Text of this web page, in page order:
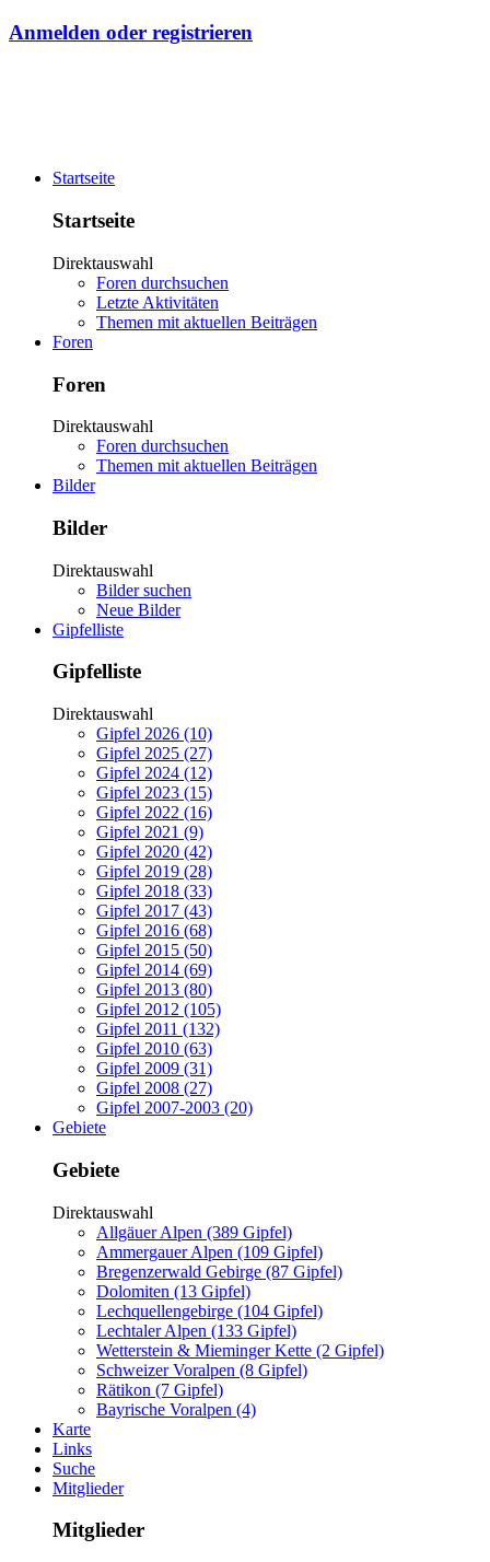
Anmelden oder registrieren
Startseite
Startseite
Direktauswahl
Foren durchsuchen
Letzte Aktivitäten
Themen mit aktuellen Beiträgen
Foren
Foren
Direktauswahl
Foren durchsuchen
Themen mit aktuellen Beiträgen
Bilder
Bilder
Direktauswahl
Bilder suchen
Neue Bilder
Gipfelliste
Gipfelliste
Direktauswahl
Gipfel 2026 (10)
Gipfel 2025 (27)
Gipfel 2024 (12)
Gipfel 2023 (15)
Gipfel 2022 (16)
Gipfel 2021 (9)
Gipfel 2020 (42)
Gipfel 2019 (28)
Gipfel 2018 (33)
Gipfel 2017 (43)
Gipfel 2016 (68)
Gipfel 2015 (50)
Gipfel 2014 (69)
Gipfel 2013 (80)
Gipfel 2012 (105)
Gipfel 2011 (132)
Gipfel 2010 (63)
Gipfel 2009 (31)
Gipfel 2008 (27)
Gipfel 2007-2003 (20)
Gebiete
Gebiete
Direktauswahl
Allgäuer Alpen (389 Gipfel)
Ammergauer Alpen (109 Gipfel)
Bregenzerwald Gebirge (87 Gipfel)
Dolomiten (13 Gipfel)
Lechquellengebirge (104 Gipfel)
Lechtaler Alpen (133 Gipfel)
Wetterstein & Mieminger Kette (2 Gipfel)
Schweizer Voralpen (8 Gipfel)
Rätikon (7 Gipfel)
Bayrische Voralpen (4)
Karte
Links
Suche
Mitglieder
Mitglieder